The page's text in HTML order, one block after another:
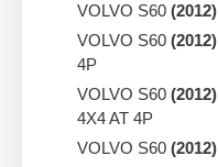
VOLVO S60 (2012)
VOLVO S60 (2012)
4P
VOLVO S60 (2012)
4X4 AT 4P
VOLVO S60 (2012)